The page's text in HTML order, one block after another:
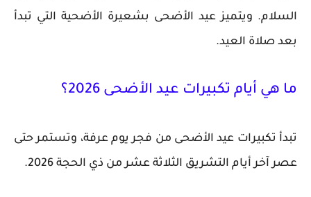
السلام. ويتميز عيد الأضحى بشعيرة الأضحية التي تبدأ
بعد صلاة العيد.
ما هي أيام تكبيرات عيد الأضحى 2026؟
تبدأ تكبيرات عيد الأضحى من فجر يوم عرفة، وتستمر حتى
عصر آخر أيام التشريق الثلاثة عشر من ذي الحجة 2026.